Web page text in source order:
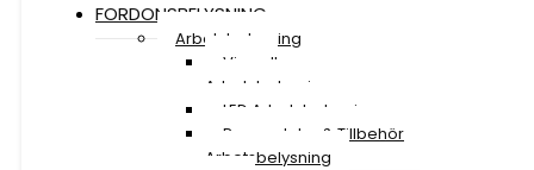
FORDONSBELYSNING
Arbetsbelysning
Visa all
Arbetsbelysning
LED Arbetsbelysning
Reservdelar & Tillbehör
Arbetsbelysning